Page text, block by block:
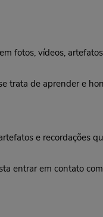
fotos, vídeos,
trata de aprender e
e recordações
entrar em contato